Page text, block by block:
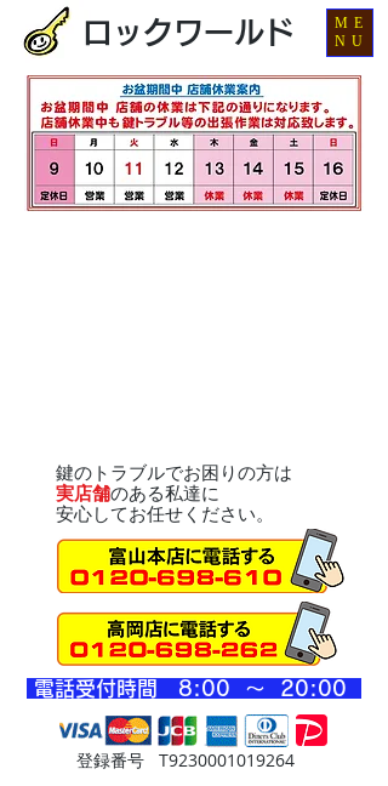
ロックワールド
鍵のトラブルでお困りの方は
実店舗のある私達に
安心してお任せください。
登録番号 T9230001019264
​電話受付時間 8:00 ～ 20:00
ME
NU